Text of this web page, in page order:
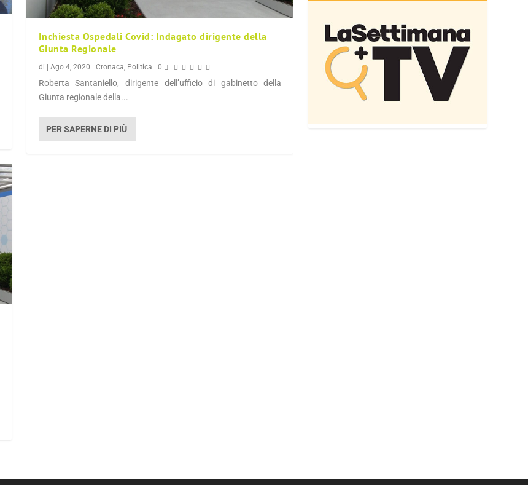
Inchiesta Ospedali Covid: Indagato dirigente della
Giunta Regionale
di | Ago 4, 2020 | Cronaca Politica | 0 |
Roberta Santaniello, dirigente dell’ufficio di gabinetto della
Giunta regionale della...
PER SAPERNE DI PIÙ